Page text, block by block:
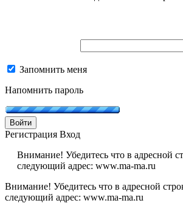
Запомнить меня
Напомнить пароль
Войти
Регистрация Вход
Внимание! Убедитесь что в адресной
следующий адрес: www.ma-ma.ru
Внимание! Убедитесь что в адресной
следующий адрес: www.ma-ma.ru